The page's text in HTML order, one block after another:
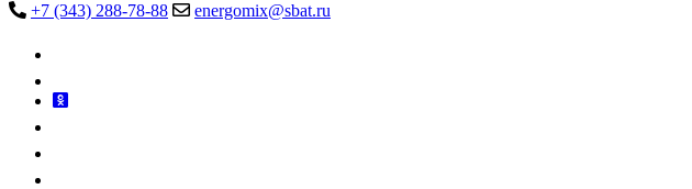
+7 (343) 288-78-88
energomix@sbat.ru